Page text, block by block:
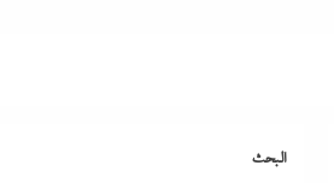
البحث